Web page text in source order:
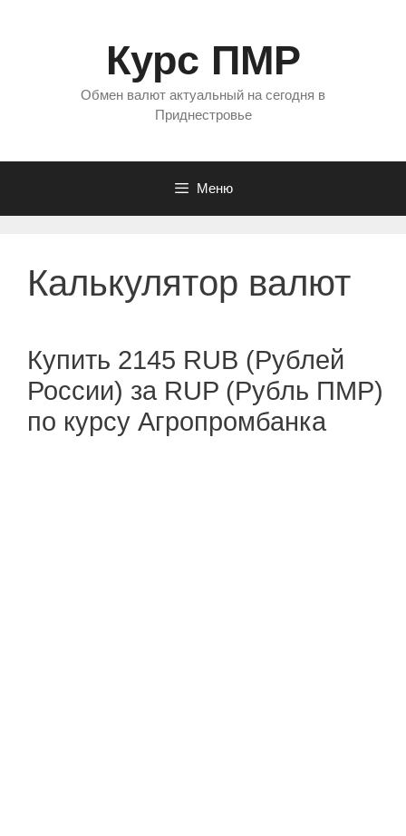
Курс ПМР
Обмен валют актуальный на сегодня в
Приднестровье
Меню
Калькулятор валют
Купить 2145 RUB (Рублей
России) за RUP (Рубль ПМР)
по курсу Агропромбанка